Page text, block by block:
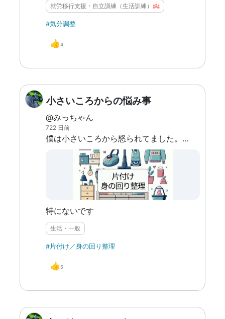
就労移行支援・自立訓練（生活訓練）
#気分調整
👍4
小さいころからの悩み事
@みっちゃん
722 日前
僕は小さいころから怒られてました。 部屋が片付けられなくて。 最近はマシですよ。 じゃがりこの空になったやつとか何が入ってるかわからないUSBメモリ、バレーボールぐらいしか床に落ちてないです。 あ、今見たら中身の入ったペットボトルとか総菜パンの袋とかも落ちてました。 これから本当に働けるのかと、本当に社会人になる部屋なのかと見た人は多分言うでしょうね。（絶対） ファブリーズは毎日するんですよ。丁寧に。靴、鞄、ベッド、絨毯。 部屋が汚いと思考がまとまらないとか言うじゃないですか。たぶんそれは合ってて、外に出ると気分がいいんですよね。 で、用事が終わって帰ってくると気分がよくなくなる。そしたらもうめんどくさくなって適当にご飯食べて寝る。 そんな生活はもう切り離さないと、ダメなんだよ。って気づいてはいるんですよね。 帰りたい部屋にしなきゃって。 なので8月中に大掃除したいと思います。 暑い中ですが仕方ないです。もう時間がないので。 どこかに書かなきゃやらないと思ったので書かせていただきました。 応援よろしくお願いいたします。
特にないです
生活・一般
#片付け／身の回り整理
👍 5